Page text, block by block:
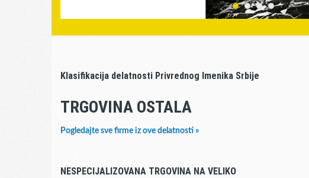
Klasifikacija delatnosti Privrednog Imenika Srbije
TRGOVINA OSTALA
Pogledajte sve firme iz ove delatnosti »
NESPECIJALIZOVANA TRGOVINA NA VELIKO